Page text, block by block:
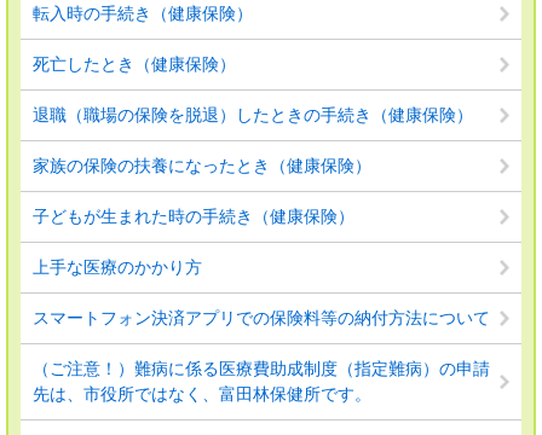
転入時の手続き（健康保険）
死亡したとき（健康保険）
退職（職場の保険を脱退）したときの手続き（健康保険）
家族の保険の扶養になったとき（健康保険）
子どもが生まれた時の手続き（健康保険）
上手な医療のかかり方
スマートフォン決済アプリでの保険料等の納付方法について
（ご注意！）難病に係る医療費助成制度（指定難病）の申請
先は、市役所ではなく、富田林保健所です。